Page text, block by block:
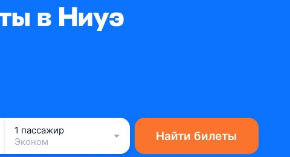
в Ниуэ
1 пассажир
Эконом
Найти билеты